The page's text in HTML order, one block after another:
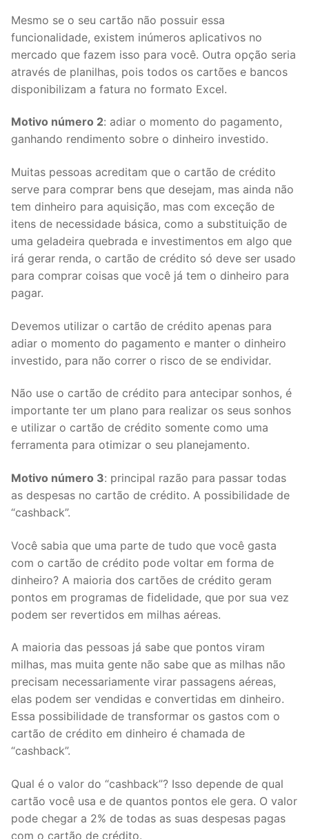
Mesmo se o seu cartão não possuir essa
funcionalidade, existem inúmeros aplicativos no
mercado que fazem isso para você. Outra opção seria
através de planilhas, pois todos os cartões e bancos
disponibilizam a fatura no formato Excel.
Motivo número 2: adiar o momento do pagamento,
ganhando rendimento sobre o dinheiro investido.
Muitas pessoas acreditam que o cartão de crédito
serve para comprar bens que desejam, mas ainda não
tem dinheiro para aquisição, mas com exceção de
itens de necessidade básica, como a substituição de
uma geladeira quebrada e investimentos em algo que
irá gerar renda, o cartão de crédito só deve ser usado
para comprar coisas que você já tem o dinheiro para
pagar.
Devemos utilizar o cartão de crédito apenas para
adiar o momento do pagamento e manter o dinheiro
investido, para não correr o risco de se endividar.
Não use o cartão de crédito para antecipar sonhos, é
importante ter um plano para realizar os seus sonhos
e utilizar o cartão de crédito somente como uma
ferramenta para otimizar o seu planejamento.
Motivo número 3: principal razão para passar todas
as despesas no cartão de crédito. A possibilidade de
“cashback”.
Você sabia que uma parte de tudo que você gasta
com o cartão de crédito pode voltar em forma de
dinheiro? A maioria dos cartões de crédito geram
pontos em programas de fidelidade, que por sua vez
podem ser revertidos em milhas aéreas.
A maioria das pessoas já sabe que pontos viram
milhas, mas muita gente não sabe que as milhas não
precisam necessariamente virar passagens aéreas,
elas podem ser vendidas e convertidas em dinheiro.
Essa possibilidade de transformar os gastos com o
cartão de crédito em dinheiro é chamada de
“cashback”.
Qual é o valor do “cashback”? Isso depende de qual
cartão você usa e de quantos pontos ele gera. O valor
pode chegar a 2% de todas as suas despesas pagas
com o cartão de crédito.